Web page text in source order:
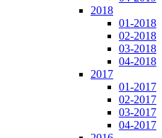
2018
01-2018
02-2018
03-2018
04-2018
2017
01-2017
02-2017
03-2017
04-2017